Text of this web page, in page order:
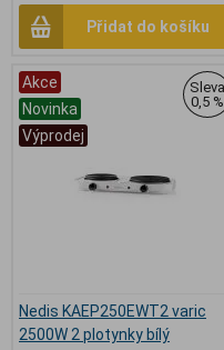
Přidat do košíku
Akce
Novinka
Výprodej
Sleva
0,5 %
Nedis KAEP250EWT2 varic
2500W 2 plotynky bílý